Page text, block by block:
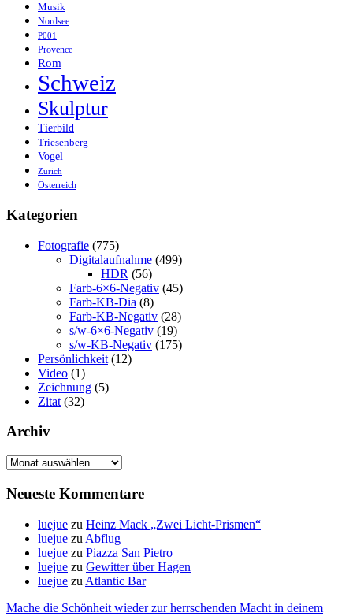
Musik
Nordsee
P001
Provence
Rom
Schweiz
Skulptur
Tierbild
Triesenberg
Vogel
Zürich
Österreich
Kategorien
Fotografie (775)
Digitalaufnahme (499)
HDR (56)
Farb-6×6-Negativ (45)
Farb-KB-Dia (8)
Farb-KB-Negativ (28)
s/w-6×6-Negativ (19)
s/w-KB-Negativ (175)
Persönlichkeit (12)
Video (1)
Zeichnung (5)
Zitat (32)
Archiv
Archiv
Neueste Kommentare
luejue zu Heinz Mack „Zwei Licht-Prismen“
luejue zu Abflug
luejue zu Piazza San Pietro
luejue zu Gewitter über Hagen
luejue zu Atlantic Bar
Mache die Schönheit wieder zur herrschenden Macht in deinem